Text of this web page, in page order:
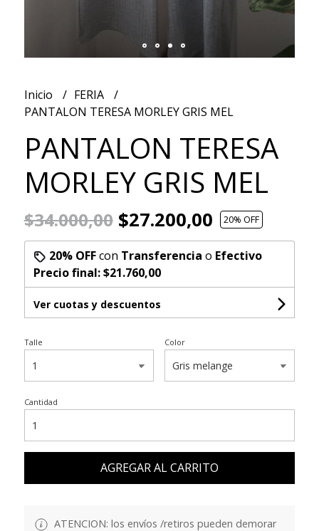
Inicio
FERIA
PANTALON TERESA MORLEY GRIS MEL
PANTALON TERESA
MORLEY GRIS MEL
$34.000,00$27.200,00 20% OFF
20% OFFcon Transferencia o Efectivo
Precio final:$21.760,00
Ver cuotas y descuentos
Talle Color
Cantidad
AGREGAR AL CARRITO
ATENCION: los envíos /retiros pueden demorar